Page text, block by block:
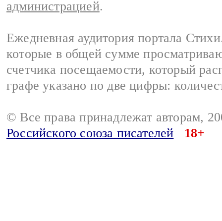
администрацией.
Ежедневная аудитория портала
которые в общей сумме
счетчика посещаемости, который
графе указано по две цифры:
© Все права принадлежат авторам,
Российского союза писателей
18+